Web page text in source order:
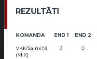
REZULTĀTI
KOMANDA END 1 END 2
VKK/Salmiņš
(MIX)
3 0